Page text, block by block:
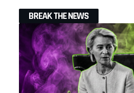
BREAK THE NEWS